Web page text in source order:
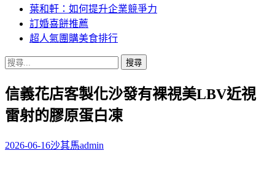
葉和軒：如何提升企業競爭力
訂婚喜餅推薦
超人氣團購美食排行
搜
關
鍵
字:
信義花店客製化沙發有裸視美LBV近視
雷射的膠原蛋白凍
2026-06-16沙其馬admin